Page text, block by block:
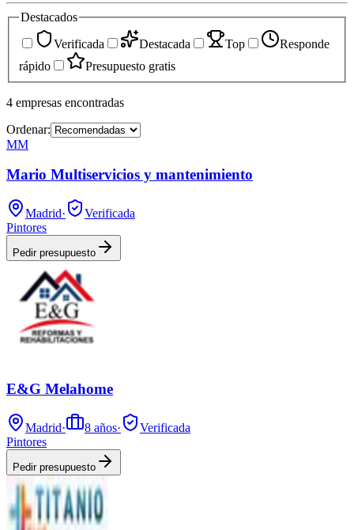
Destacados
Verificada
Destacada Top
Responde
rápido
Presupuesto gratis
4 empresas encontradas
Ordenar:
MM
Mario Multiservicios y mantenimiento
Madrid·
Verificada
Pintores
Pedir presupuesto
E&G Melahome
Madrid· 8 años·
Verificada
Pintores
Pedir presupuesto